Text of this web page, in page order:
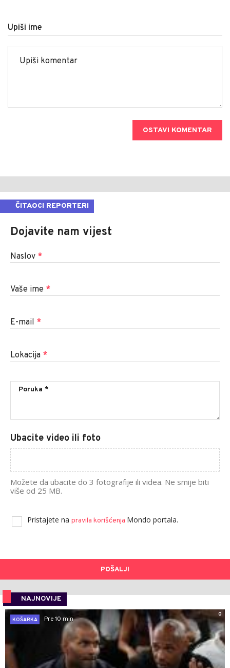
Upiši ime
OSTAVI KOMENTAR
ČITAOCI REPORTERI
Dojavite nam vijest
Naslov *
Vaše ime *
E-mail *
Lokacija *
Ubacite video ili foto
Možete da ubacite do 3 fotografije ili videa. Ne smije biti
više od 25 MB.
Pristajete na pravila korišćenja Mondo portala.
POŠALJI
NAJNOVIJE
0
KOŠARKA
Pre 10 min